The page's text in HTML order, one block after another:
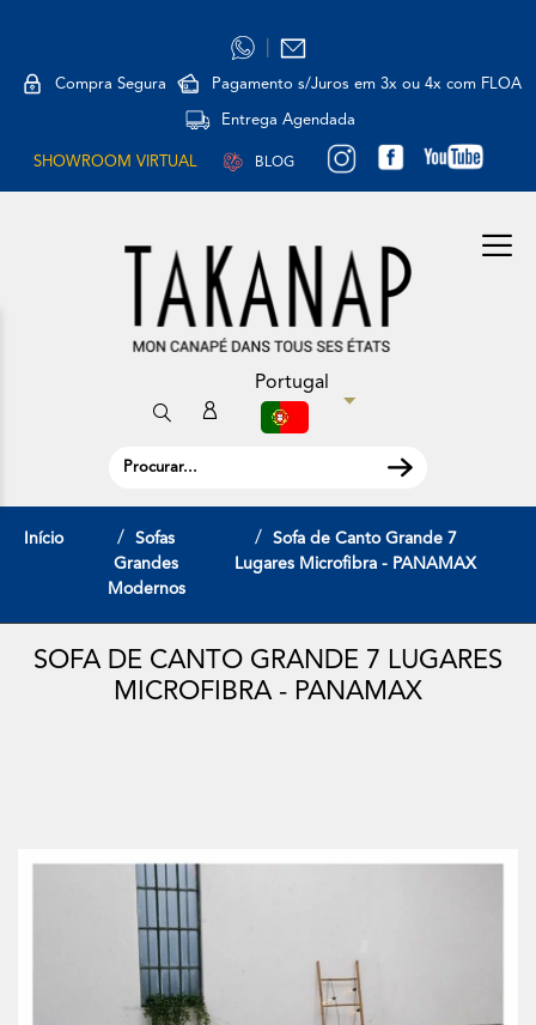
Compra Segura Pagamento s/Juros em 3x ou 4x com FLOA
Entrega Agendada
SHOWROOM VIRTUAL BLOG
Portugal
Início
Sofas
Grandes
Modernos
Sofa de Canto Grande 7
Lugares Microfibra - PANAMAX
SOFA DE CANTO GRANDE 7 LUGARES
MICROFIBRA - PANAMAX